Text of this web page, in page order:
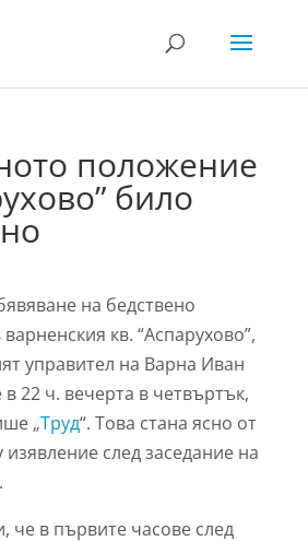
положение
било
на бедствено
кв. “Аспарухово”,
управител на Варна Иван
22 ч. вечерта в четвъртък,
„Труд“. Това стана ясно от
след заседание на
че в първите часове след